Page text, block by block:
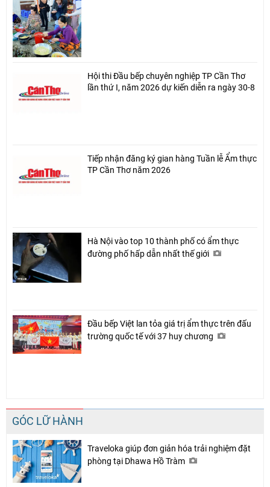
Hội thi Đầu bếp chuyên nghiệp TP Cần Thơ
lần thứ I, năm 2026 dự kiến diễn ra ngày 30-8
Tiếp nhận đăng ký gian hàng Tuần lễ Ẩm thực
TP Cần Thơ năm 2026
Hà Nội vào top 10 thành phố có ẩm thực
đường phố hấp dẫn nhất thế giới
Đầu bếp Việt lan tỏa giá trị ẩm thực trên đấu
trường quốc tế với 37 huy chương
GÓC LỮ HÀNH
Traveloka giúp đơn giản hóa trải nghiệm đặt
phòng tại Dhawa Hồ Tràm